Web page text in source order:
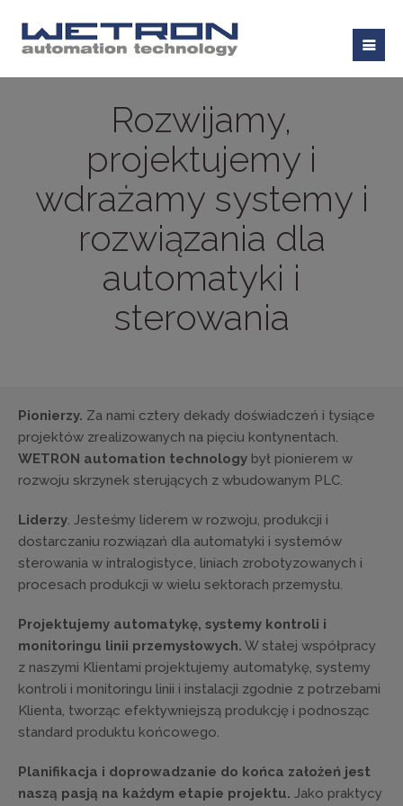
Rozwijamy,
projektujemy i
wdrażamy systemy i
rozwiązania dla
automatyki i
sterowania
Pionierzy. Za nami cztery dekady doświadczeń i tysiące
projektów zrealizowanych na pięciu kontynentach.
WETRON automation technology był pionierem w
rozwoju skrzynek sterujących z wbudowanym PLC.
Liderzy. Jesteśmy liderem w rozwoju, produkcji i
dostarczaniu rozwiązań dla automatyki i systemów
sterowania w intralogistyce, liniach zrobotyzowanych i
procesach produkcji w wielu sektorach przemysłu.
Projektujemy automatykę, systemy kontroli i
monitoringu linii przemysłowych. W stałej współpracy
z naszymi Klientami projektujemy automatykę, systemy
kontroli i monitoringu linii i instalacji zgodnie z potrzebami
Klienta, tworząc efektywniejszą produkcję i podnosząc
standard produktu końcowego.
Planifikacja i doprowadzanie do końca założeń jest
naszą pasją na każdym etapie projektu. Jako praktycy